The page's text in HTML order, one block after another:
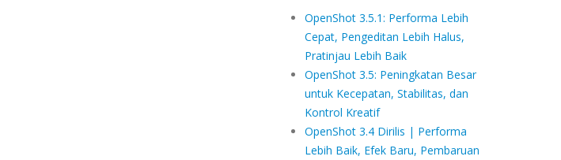
OpenShot 3.5.1: Performa Lebih
Cepat, Pengeditan Lebih Halus,
Pratinjau Lebih Baik
OpenShot 3.5: Peningkatan Besar
untuk Kecepatan, Stabilitas, dan
Kontrol Kreatif
OpenShot 3.4 Dirilis | Performa
Lebih Baik, Efek Baru, Pembaruan